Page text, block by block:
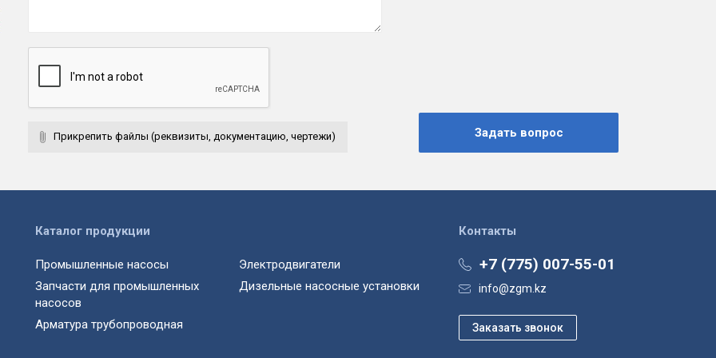
Прикрепить файлы (реквизиты, документацию, чертежи)
Контакты
+7 (775) 007-55-01
info@zgm.kz
Каталог продукции
Промышленные насосы
Запчасти для промышленных
насосов
Арматура трубопроводная
Электродвигатели
Дизельные насосные установки